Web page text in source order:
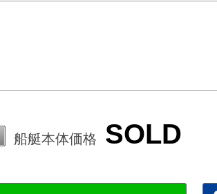
船艇本体価格 SOLD